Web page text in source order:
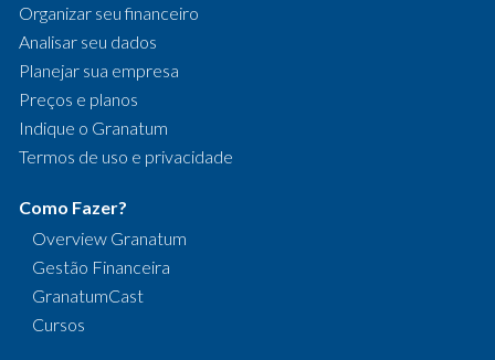
Organizar seu financeiro
Analisar seu dados
Planejar sua empresa
Preços e planos
Indique o Granatum
Termos de uso e privacidade
Como Fazer?
Overview Granatum
Gestão Financeira
GranatumCast
Cursos